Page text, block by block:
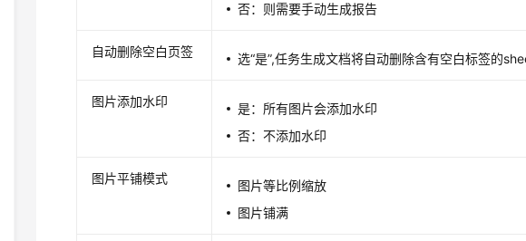
否：则需要手动生成报告
自动删除空白页签 选“是”,任务生成文档将自动删除含有空白标签的
图片添加水印
是：所有图片会添加水印
否：不添加水印
图片平铺模式
图片等比例缩放
图片铺满